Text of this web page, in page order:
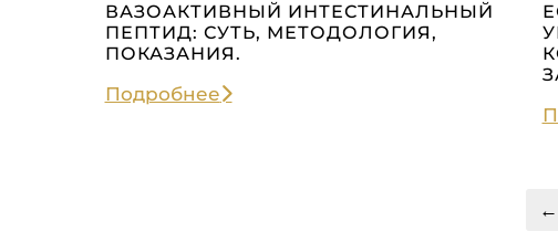
ВАЗОАКТИВНЫЙ ИНТЕСТИНАЛЬНЫЙ
ПЕПТИД: СУТЬ, МЕТОДОЛОГИЯ,
ПОКАЗАНИЯ.
Подробнее
←